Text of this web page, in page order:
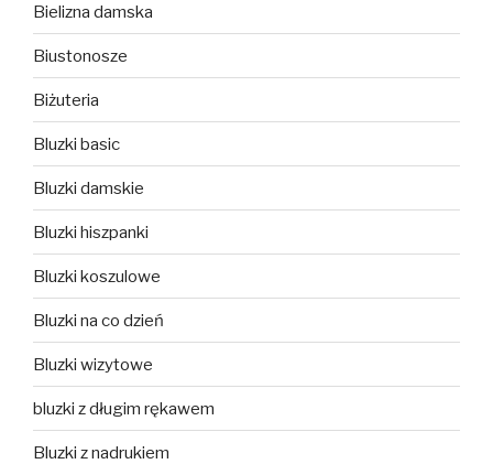
Bielizna damska
Biustonosze
Biżuteria
Bluzki basic
Bluzki damskie
Bluzki hiszpanki
Bluzki koszulowe
Bluzki na co dzień
Bluzki wizytowe
bluzki z długim rękawem
Bluzki z nadrukiem